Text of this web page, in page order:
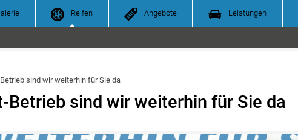
Reifen Angebote Leistungen
sind wir weiterhin für Sie da
Betrieb sind wir weiterhin für Sie da